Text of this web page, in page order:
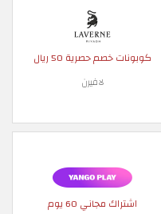
كوبونات خصم حصرية 50 ريال
لافيرن
اشتراك مجاني 60 يوم